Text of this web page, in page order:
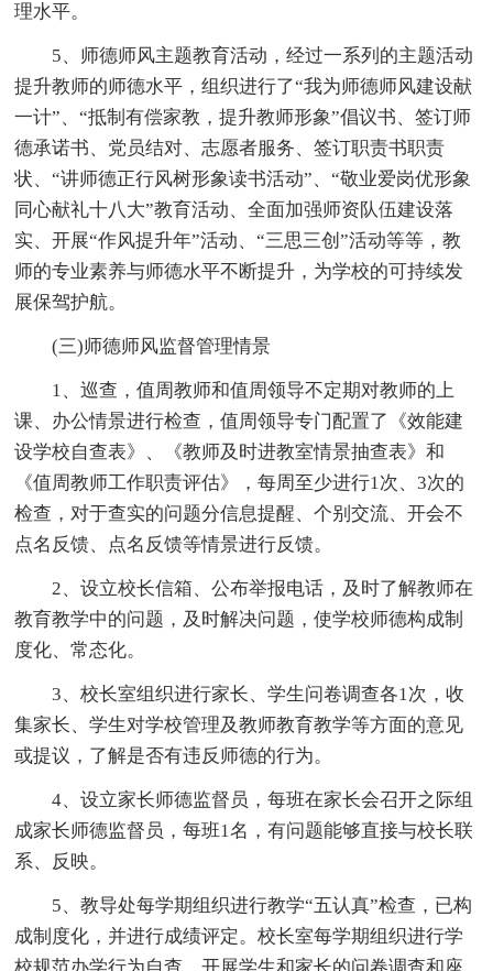
理水平。
5、师德师风主题教育活动，经过一系列的主题活动
提升教师的师德水平，组织进行了“我为师德师风建设献
一计”、“抵制有偿家教，提升教师形象”倡议书、签订师
德承诺书、党员结对、志愿者服务、签订职责书职责
状、“讲师德正行风树形象读书活动”、“敬业爱岗优形象
同心献礼十八大”教育活动、全面加强师资队伍建设落
实、开展“作风提升年”活动、“三思三创”活动等等，教
师的专业素养与师德水平不断提升，为学校的可持续发
展保驾护航。
(三)师德师风监督管理情景
1、巡查，值周教师和值周领导不定期对教师的上
课、办公情景进行检查，值周领导专门配置了《效能建
设学校自查表》、《教师及时进教室情景抽查表》和
《值周教师工作职责评估》，每周至少进行1次、3次的
检查，对于查实的问题分信息提醒、个别交流、开会不
点名反馈、点名反馈等情景进行反馈。
2、设立校长信箱、公布举报电话，及时了解教师在
教育教学中的问题，及时解决问题，使学校师德构成制
度化、常态化。
3、校长室组织进行家长、学生问卷调查各1次，收
集家长、学生对学校管理及教师教育教学等方面的意见
或提议，了解是否有违反师德的行为。
4、设立家长师德监督员，每班在家长会召开之际组
成家长师德监督员，每班1名，有问题能够直接与校长联
系、反映。
5、教导处每学期组织进行教学“五认真”检查，已构
成制度化，并进行成绩评定。校长室每学期组织进行学